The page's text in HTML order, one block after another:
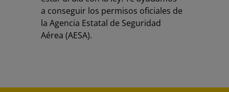
a conseguir los permisos oficiales de
la Agencia Estatal de Seguridad
Aérea (AESA).